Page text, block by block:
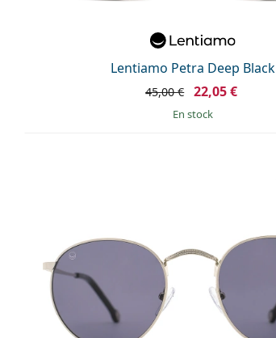
Lentiamo Petra Deep Black
45,00 € 22,05 €
en stock